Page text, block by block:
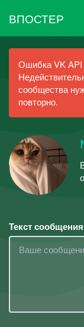
ВПОСТЕР
Ошибка VK API
сообщества
повторно.
Текст